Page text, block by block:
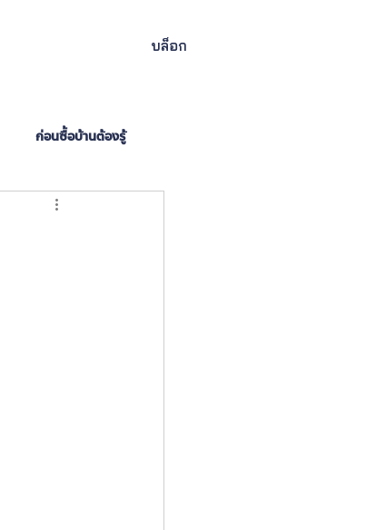
บล็อก
ก่อนซื้อบ้านต้องรู้